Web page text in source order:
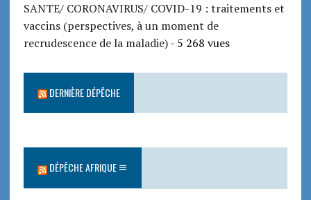
SANTE/ CORONAVIRUS/ COVID-19 : traitements et
vaccins (perspectives, à un moment de
recrudescence de la maladie)- 5 268 vues
DERNIÈRE DÉPÊCHE
DÉPÊCHE AFRIQUE